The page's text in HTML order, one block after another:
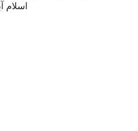
اسلام